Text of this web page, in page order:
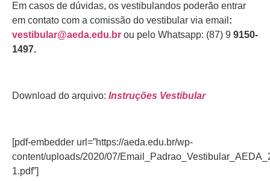
Em casos de dúvidas, os vestibulandos poderão entrar
em contato com a comissão do vestibular via email :
vestibular@aeda.edu.br ou pelo Whatsapp: (87) 9 9150-
1497.
Download do arquivo: Instruções Vestibular
[pdf-embedder url=”https://aeda.edu.br/wp-
content/uploads/2020/07/
1.pdf”]